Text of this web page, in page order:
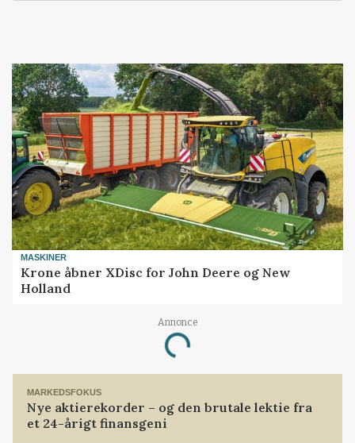
MASKINER
Krone åbner XDisc for John Deere og New
Holland
Annonce
Loading...
MARKEDSFOKUS
Nye aktierekorder – og den brutale lektie fra
et 24-årigt finansgeni